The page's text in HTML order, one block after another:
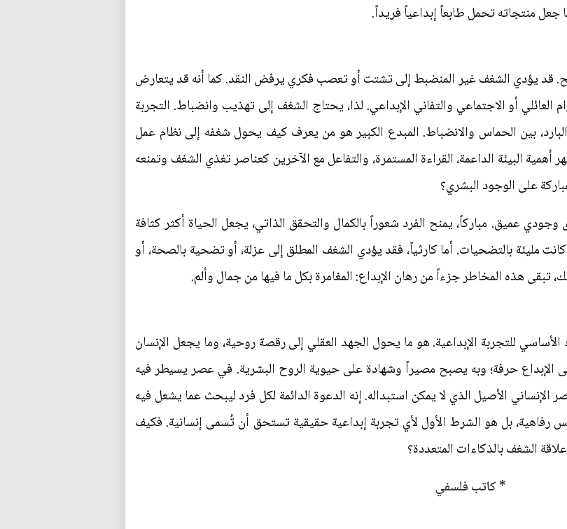
منتجاته تحمل طابعاً إبداعياً فريداً.
قد يؤدي الشغف غير المنضبط إلى تشتت أو تعصب فكري يرفض النقد. كما أنه قد يتعارض
العائلي أو الاجتماعي والتفاني الإبداعي. لذا، يحتاج الشغف إلى تهذيب وانضباط. التجربة
بين الحماس والانضباط. المبدع الكبير هو من يعرف كيف يحول شغفه إلى نظام عمل
البيئة الداعمة، القراءة المستمرة، والتفاعل مع الآخرين كعناصر تغذي الشغف وتمنعه
على الوجود البشري؟
عميق. مباركاً، يمنح الفرد شعوراً بالكمال والتحقق الذاتي، يجعل الحياة أكثر كثافة
مليئة بالتضحيات. أما كارثياً، فقد يؤدي الشغف المطلق إلى عزلة، أو تضحية بالصحة، أو
هذه المخاطر جزءاً من رهان الإبداع: المغامرة بكل ما فيها من جمال وألم.
للتجربة الإبداعية. هو ما يحول الجهد العقلي إلى رقصة روحية، وما يجعل الإنسان
الإبداع حرفة؛ وبه يصبح مصيراً وشهادة على حيوية الروح البشرية. في عصر يسيطر فيه
الإنساني الأصيل الذي لا يمكن استبداله. إنه الدعوة الدائمة لكل فرد ليبحث عما يشعل فيه
رفاهية، بل هو الشرط الأول لأي تجربة إبداعية حقيقية تستحق أن تُسمى إنسانية. فكيف
الشغف بالذكاءات المتعددة؟
* كاتب فلسفي